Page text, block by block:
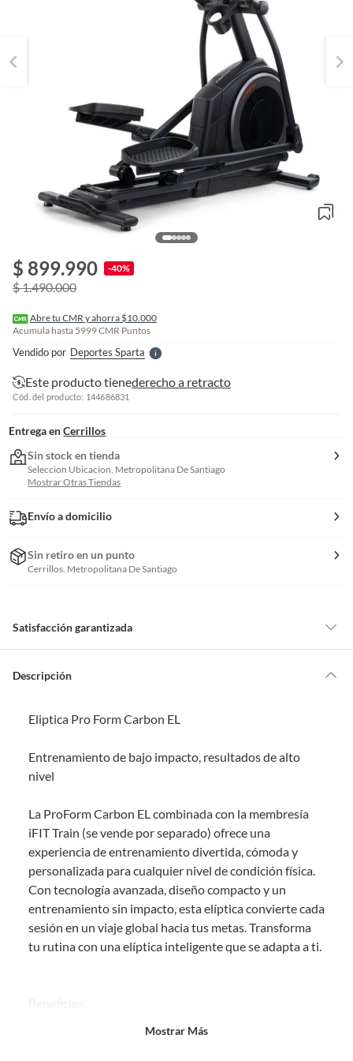
$ 899.990 -40%
$ 1.490.000
Abre tu CMR y ahorra $10.000
Acumula hasta 5999CMR Puntos
Vendido por Deportes SpartaS
l
l
Este producto tienederecho a retracto
Cód. del producto: 144686831
Entrega en Cerrillos
Sin stock en tienda
Seleccion Ubicacion, Metropolitana De Santiago
Mostrar Otras Tiendas
Envío a domicilio
Sin retiro en un punto
Cerrillos, Metropolitana De Santiago
Satisfacción garantizada
de la compra.
comprado por internet y que hay ciertas categorías que no tienen este
Productos que, por su naturaleza, no puedan ser devueltos,
puedan deteriorarse o caducar con rapidez.
De uso personal.
En sodimac.cl te damos30 días desde que recibes el producto
estar en perfecto estado, con todas sus etiquetas y sin uso, tal como te lo
entregamos.
Productos digitales que se entregan a través de una descarga
electrónica, por ejemplo, cupones de experiencia o programas
para el computador.
Productos a pedido o confeccionados a medida.
con alguna deficiencia, que sean comprados en esa condición a
Descripción
Eliptica Pro Form Carbon EL
Entrenamiento de bajo impacto, resultados de alto
nivel
La ProForm Carbon EL combinada con la membresía
iFIT Train (se vende por separado) ofrece una
experiencia de entrenamiento divertida, cómoda y
personalizada para cualquier nivel de condición física.
Con tecnología avanzada, diseño compacto y un
entrenamiento sin impacto, esta elíptica convierte cada
sesión en un viaje global hacia tus metas. Transforma
tu rutina con una elíptica inteligente que se adapta a ti.
Beneficios
Mostrar Más